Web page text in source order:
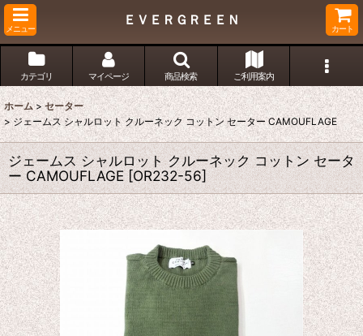
メニュー
ＥＶＥＲＧＲＥＥＮ
カート
カテゴリ マイページ 商品検索 ご利用案内
ホーム > セーター
> ジェームス シャルロット クルーネック コットン セーター CAMOUFLAGE
ジェームス シャルロット クルーネック コットン セータ
ー CAMOUFLAGE [OR232-56]